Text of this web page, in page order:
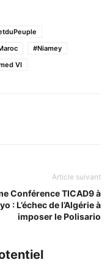
#Niamey
VI
Article suivant
Conférence TICAD9 à
: L’échec de l’Algérie à
imposer le Polisario